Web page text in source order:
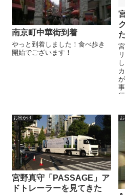
南京町中華街到着
やっと到着しました！食べ歩き
開始でございます！
お出かけ
宮野真守「PASSAGE」ア
ドトレーラーを見てきた